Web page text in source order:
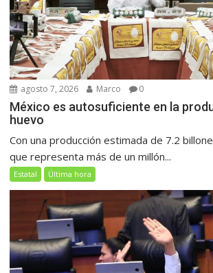
agosto 7, 2026 Marco 0
México es autosuficiente en la
huevo
Con una producción estimada de 7.2
que representa más de un millón...
Estatal Última hora